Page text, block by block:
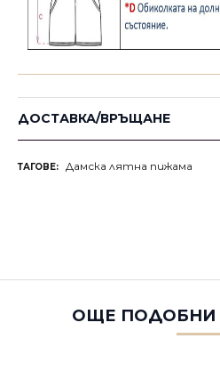
ДОСТАВКА/ВРЪЩАНЕ
ТАГОВЕ: Дамска лятна пижама
ОЩЕ ПОДОБНИ